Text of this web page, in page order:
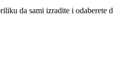
da sami izradite i